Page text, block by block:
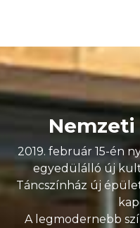
Nemzeti
2019. február 15-én
egyedülálló új
Táncszínház új
A legmodernebb